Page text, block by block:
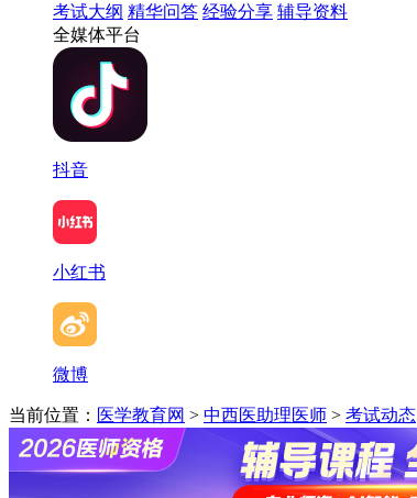
考试大纲 精华问答 经验分享 辅导资料
全媒体平台
抖音
小红书
微博
当前位置： 医学教育网 > 中西医助理医师 > 考试动态